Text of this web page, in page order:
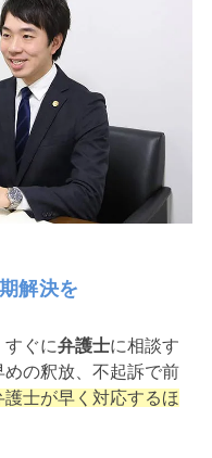
解決を
ぐに弁護士に相談す
の釈放、不起訴で前
護士が早く対応するほ